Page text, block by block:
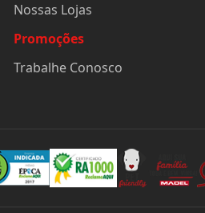
Nossas Lojas
Promoções
Trabalhe Conosco